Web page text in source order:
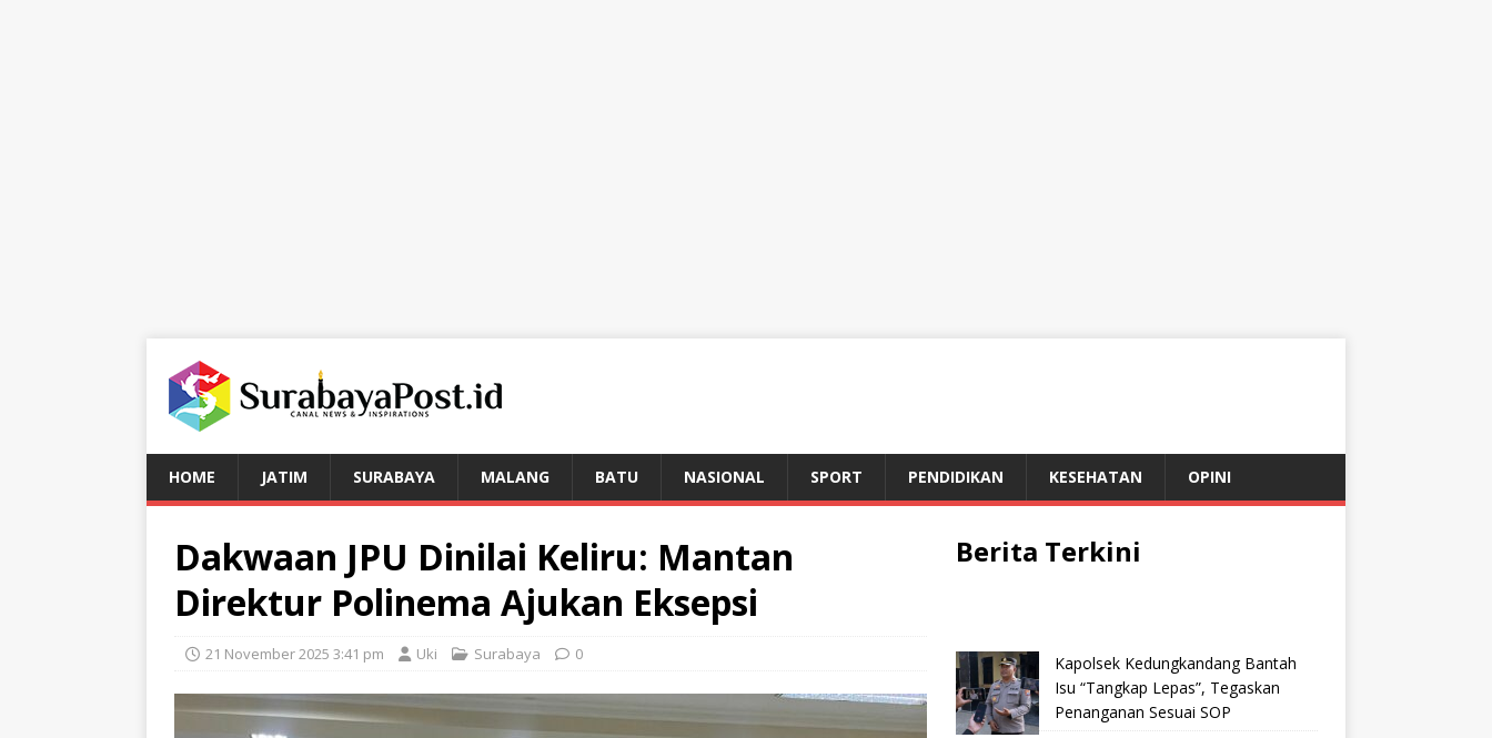
HOME JATIM SURABAYA MALANG BATU NASIONAL SPORT PENDIDIKAN KESEHATAN OPINI
Dakwaan JPU Dinilai Keliru: Mantan
Direktur Polinema Ajukan Eksepsi
21 November 2025 3:41 pm Uki Surabaya 0
Berita Terkini
Kapolsek Kedungkandang Bantah
Isu “Tangkap Lepas”, Tegaskan
Penanganan Sesuai SOP